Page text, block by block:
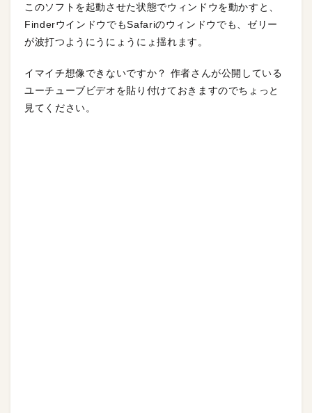
このソフトを起動させた状態でウィンドウを動かすと、
FinderウインドウでもSafariのウィンドウでも、ゼリー
が波打つようにうにょうにょ揺れます。
イマイチ想像できないですか？ 作者さんが公開している
ユーチューブビデオを貼り付けておきますのでちょっと
見てください。